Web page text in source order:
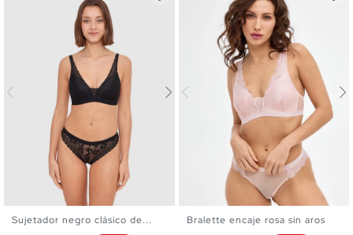
M
Sujetador negro clásico de...
M
Bralette encaje rosa sin aros